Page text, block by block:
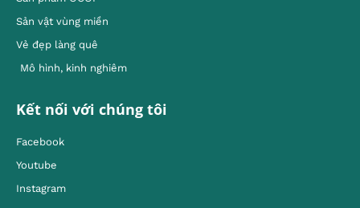
Sản vật vùng miền
Vẻ đẹp làng quê
Mô hình, kinh nghiêm
Kết nối với chúng tôi
Facebook
Youtube
Instagram